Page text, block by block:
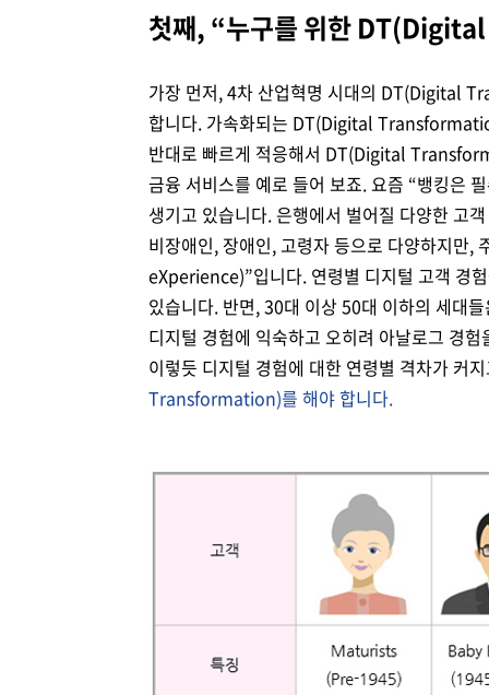
첫째, “누구를 위한
가장 먼저, 4차 산업혁명 시대의 DT(Digital
합니다. 가속화되는 DT(Digital
반대로 빠르게 적응해서 DT(Digital
금융 서비스를 예로 들어 보죠. 요즘 “뱅킹은
생기고 있습니다. 은행에서 벌어질 다양한 고
비장애인, 장애인, 고령자 등으로 다양하지만
eXperience)”입니다. 연령별 디지털 고객 경
있습니다. 반면, 30대 이상 50대 이하의 세대
디지털 경험에 익숙하고 오히려 아날로그 경
이렇듯 디지털 경험에 대한 연령별 격차가 커
Transformation)를 해야 합니다.